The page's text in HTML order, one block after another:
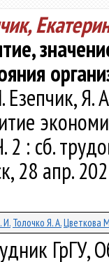
Езепчик, Я.
2 : сб.
28 апр.
И. Толочко Я. А.Цветкова
ГрГУ,